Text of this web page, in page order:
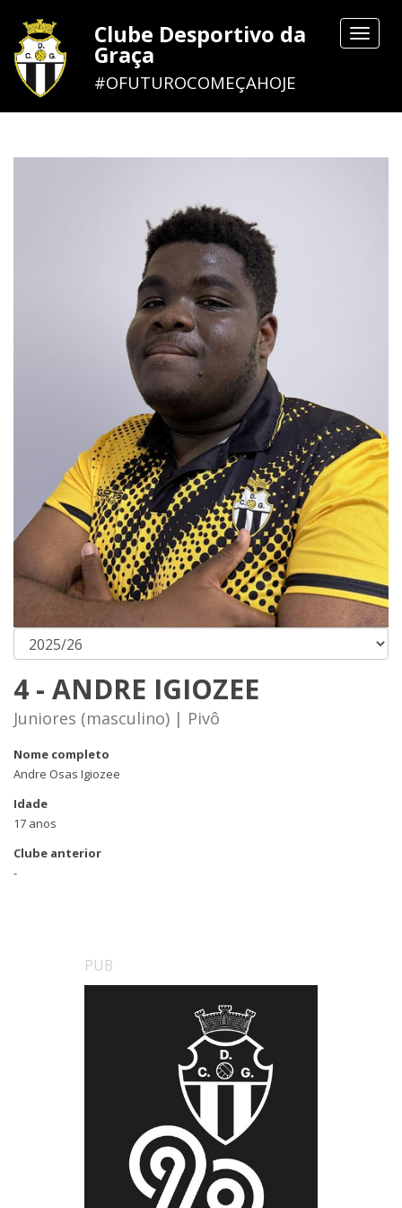
Toggle
Clube Desportivo da
Graça
#OFUTUROCOMEÇAHOJE
4 - ANDRE IGIOZEE
Juniores (masculino) | Pivô
Nome completo
Andre Osas Igiozee
Idade
17 anos
Clube anterior
-
PUB